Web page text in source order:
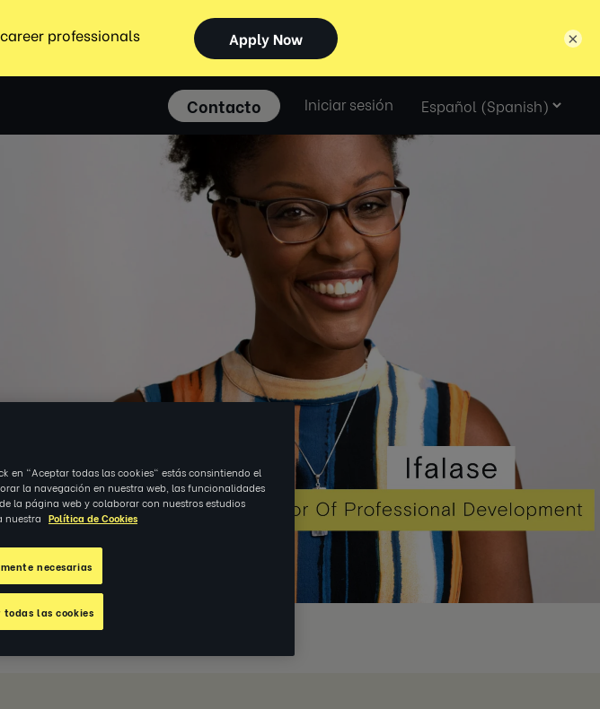
Contacto Iniciar sesión
Select
language
×
en "Aceptar todas las cookies" estás consintiendo el
la navegación en nuestra web, las funcionalidades
la página web y colaborar con nuestros estudios
nuestra Política de Cookies
necesarias
todas las cookies